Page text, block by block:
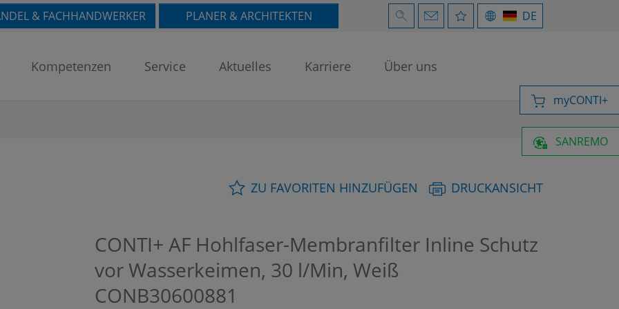
& FACHHANDWERKER PLANER & ARCHITEKTEN DE
Kompetenzen Service Aktuelles Karriere Über uns
SANREMO
myCONTI+
ZU FAVORITEN HINZUFÜGEN DRUCKANSICHT
CONTI+ AF Hohlfaser-Membranfilter Inline Schutz
vor Wasserkeimen, 30 l/Min, Weiß
CONB30600881